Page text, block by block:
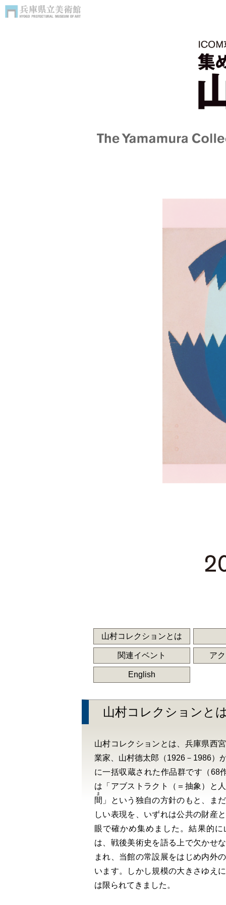
山村コレクションとは
関連イベント ア
English
山村コレクションと
山村コレクションとは、兵庫県西
業家、山村德太郎（1926－1986）
に一括収蔵された作品群です（68
は「アブストラクト（＝抽象）と
間
ま
」という独自の方針のもと、ま
しい表現を、いずれは公共の財産
眼で確かめ集めました。結果的
は、戦後美術史を語る上で欠かせ
まれ、当館の常設展をはじめ内外
います。しかし規模の大きさゆえ
は限られてきました。